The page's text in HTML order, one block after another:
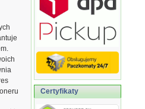
Certyfikaty